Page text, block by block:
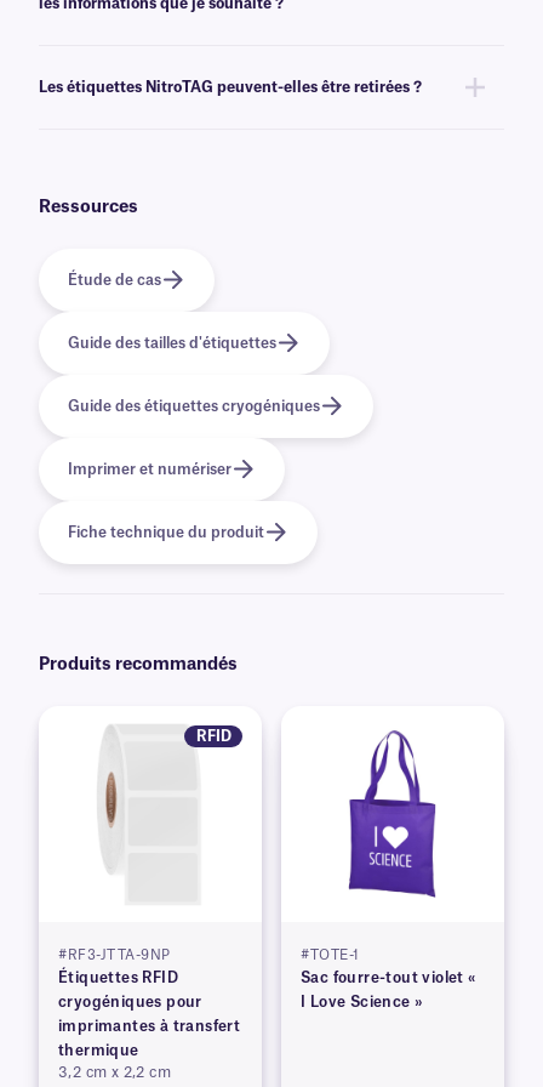
l'impression.
les informations que je souhaite ?
variables ou sérialisées issues d'une base de données. Découvrez nos
Les étiquettes NitroTAG peuvent-elles être retirées ?
Ressources
Étude de cas
Guide des tailles d'étiquettes
Guide des étiquettes cryogéniques
Imprimer et numériser
Fiche technique du produit
Produits recommandés
RFID
#RF3-JTTA-9NP
Étiquettes RFID
cryogéniques pour
imprimantes à transfert
thermique
3,2 cm x 2,2 cm
#TOTE-1
Sac fourre-tout violet «
I Love Science »